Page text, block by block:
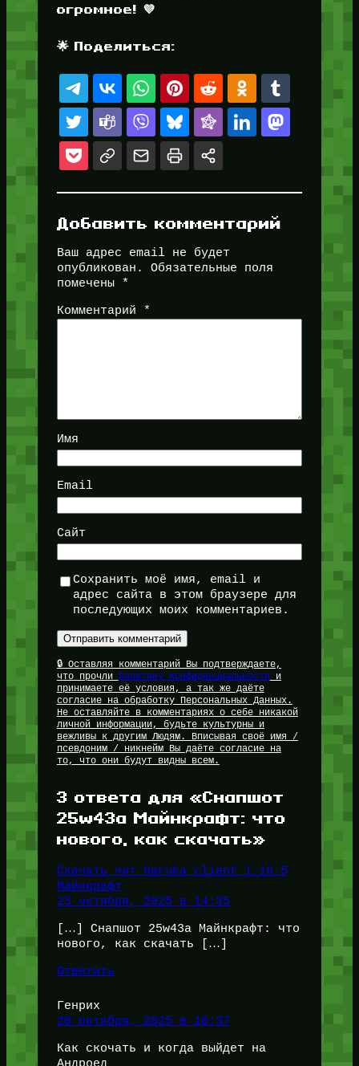
огромное! 💜
🌟 Поделиться:
Добавить комментарий
Ваш адрес email не будет
опубликован.
Обязательные поля
помечены
*
Комментарий *
Имя
Email
Сайт
Сохранить моё имя, email и
адрес сайта в этом браузере для
последующих моих комментариев.
🔒 Оставляя комментарий Вы подтверждаете,
что прочли Политику Конфиденциальностии
принимаете её условия, а так же даёте
согласие на обработку Персональных Данных.
Не оставляйте в комментариях о себе никакой
личной информации, будьте культурны и
вежливы к другим Людям. Вписывая своё имя /
псевдоним / никнейм Вы даёте согласие на
то, что они будут видны всем.
3 ответа для «Снапшот
25w43a Майнкрафт: что
нового, как скачать»
Скачать чит Haruka client 1.16.5
Майнкрафт
23 октября, 2025 в 14:35
[…] Снапшот 25w43a Майнкрафт: что
нового, как скачать […]
Ответить
Генрих
28 октября, 2025 в 10:37
Как скочать и когда выйдет на